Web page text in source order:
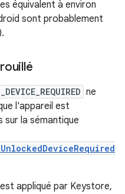
équivalent à environ
sont probablement
ne
l'appareil est
sur la sémantique
est appliqué par Keystore,